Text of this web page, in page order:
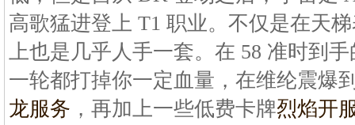
高歌猛进登上 T1 职业。不仅是在天
上也是几乎人手一套。在 58 准时到
一轮都打掉你一定血量，在维纶震爆
龙服务 ，再加上一些低费卡牌烈焰开